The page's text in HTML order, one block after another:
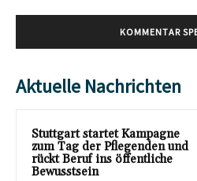
Aktuelle Nachrichten
Stuttgart startet Kampagne
zum Tag der Pflegenden und
rückt Beruf ins öffentliche
Bewusstsein